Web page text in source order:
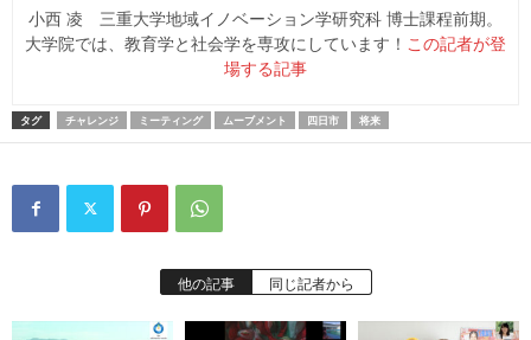
小西 凌 三重大学地域イノベーション学研究科 博士課程前期。
大学院では、教育学と社会学を専攻にしています！ この記者が登
場する記事
タグ チャレンジ ミーティング ムーブメント 四日市 将来
他の記事 同じ記者から